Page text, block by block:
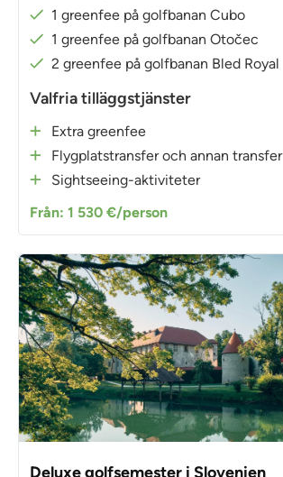
1 greenfee på golfbanan Cubo
1 greenfee på golfbanan Otočec
2 greenfee på golfbanan Bled Royal
Valfria tilläggstjänster
Extra greenfee
Flygplatstransfer och annan transfer
Sightseeing-aktiviteter
Från: 1 530 €/person
Deluxe golfsemester i Slovenien